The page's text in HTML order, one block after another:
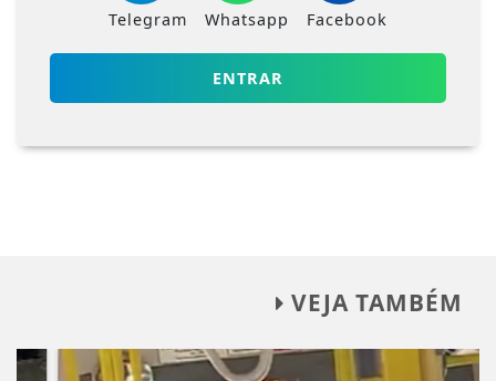
Telegram Whatsapp Facebook
ENTRAR
VEJA TAMBÉM